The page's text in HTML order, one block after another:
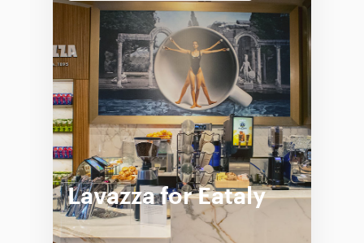
Lavazza for Eataly